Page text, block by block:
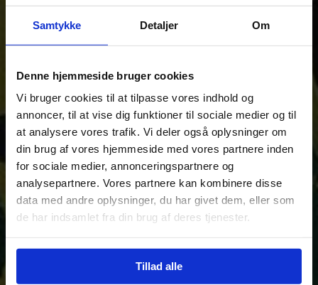
Samtykke Detaljer Om
Denne hjemmeside bruger cookies
Vi bruger cookies til at tilpasse vores indhold og
annoncer, til at vise dig funktioner til sociale medier og til
at analysere vores trafik. Vi deler også oplysninger om
din brug af vores hjemmeside med vores partnere inden
for sociale medier, annonceringspartnere og
analysepartnere. Vores partnere kan kombinere disse
data med andre oplysninger, du har givet dem, eller som
de har indsamlet fra din brug af deres tjenester.
Tillad alle